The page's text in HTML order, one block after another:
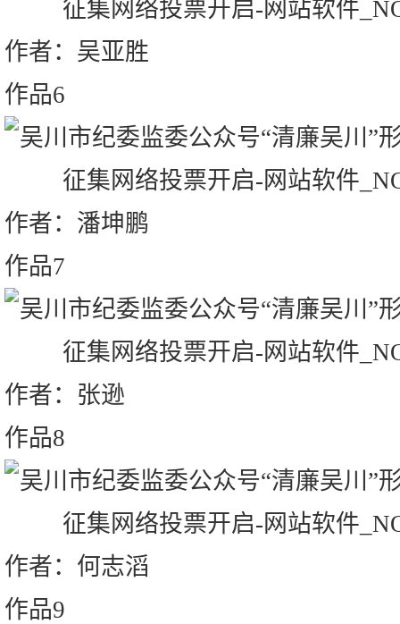
作者：吴亚胜
作品6
作者：潘坤鹏
作品7
作者：张逊
作品8
作者：何志滔
作品9